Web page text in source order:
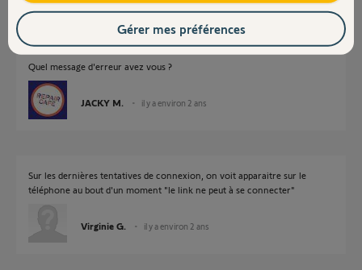
Quel message d'erreur avez vous ?
JACKY M. il y a environ 2 ans
Sur les dernières tentatives de connexion, on voit apparaitre sur le
téléphone au bout d'un moment "le link ne peut à se connecter"
Virginie G. il y a environ 2 ans
Gérer mes préférences